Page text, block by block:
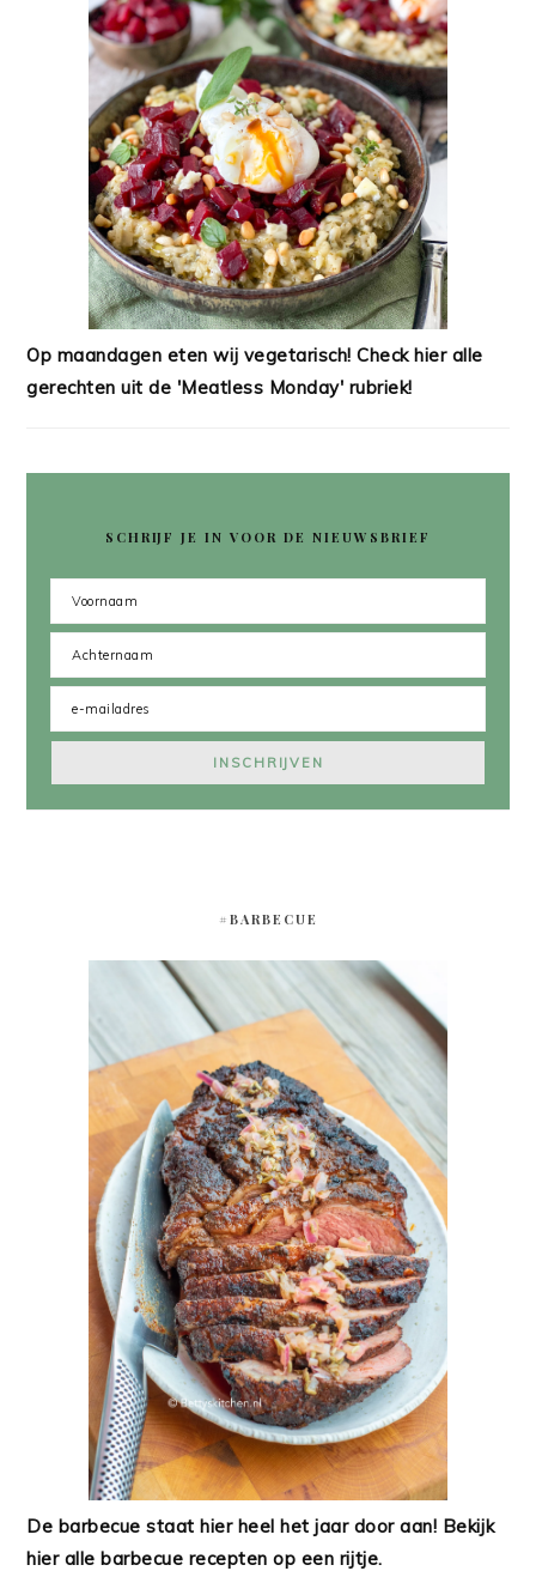
Op maandagen eten wij vegetarisch! Check hier alle
gerechten uit de 'Meatless Monday' rubriek!
SCHRIJF JE IN VOOR DE NIEUWSBRIEF
#BARBECUE
De barbecue staat hier heel het jaar door aan! Bekijk
hier alle barbecue recepten op een rijtje.